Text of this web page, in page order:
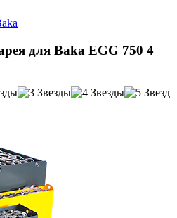
для Baka EGG 750 4